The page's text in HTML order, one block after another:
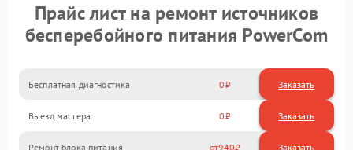
Прайс лист на ремонт источников
бесперебойного питания PowerCom
Бесплатная диагностика 0 Заказать
Выезд мастера 0 Заказать
Ремонт блока питания 940